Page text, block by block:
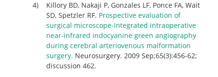
Killory BD, Nakaji P, Gonzales LF, Ponce FA, Wait
SD, Spetzler RF. Prospective evaluation of
surgical microscope-integrated intraoperative
near-infrared indocyanine green angiography
during cerebral arteriovenous malformation
surgery. Neurosurgery. 2009 Sep;65(3):456-62;
discussion 462.